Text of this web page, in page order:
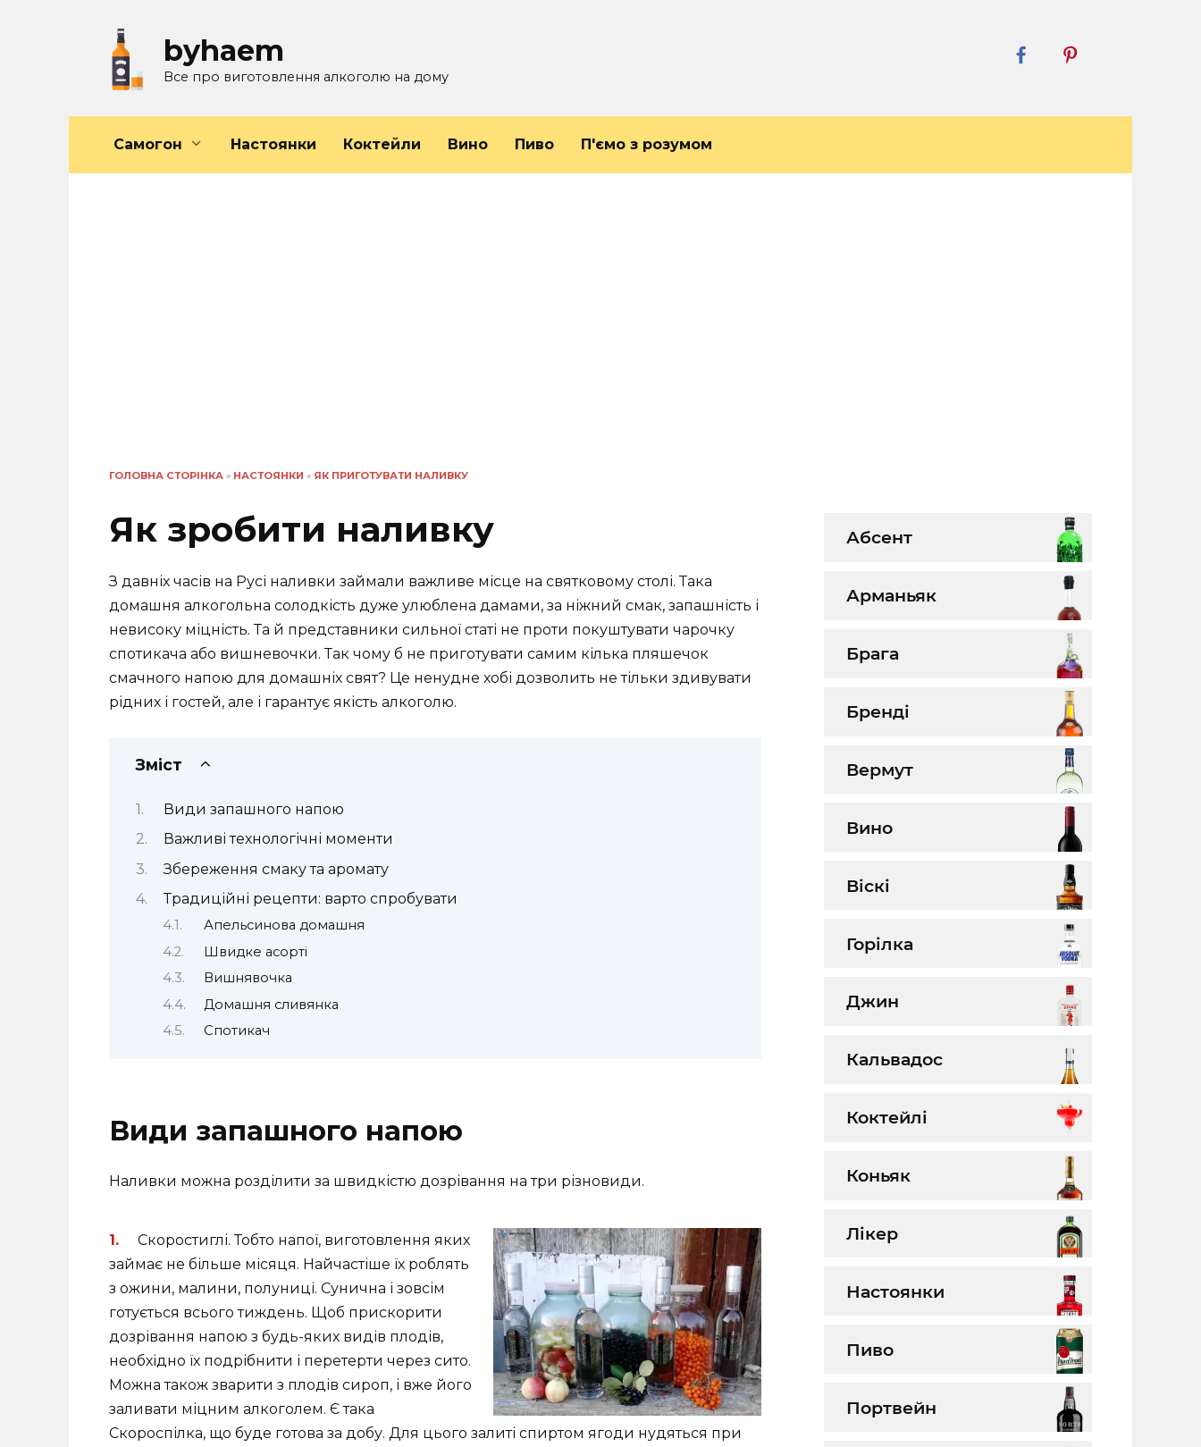
byhaem
Все про виготовлення алкоголю на дому
Самогон Настоянки Коктейли Вино Пиво П'ємо з розумом
ГОЛОВНА СТОРІНКА » НАСТОЯНКИ » ЯК ПРИГОТУВАТИ НАЛИВКУ
Як зробити наливку
З давніх часів на Русі наливки займали важливе місце на святковому столі. Така
домашня алкогольна солодкість дуже улюблена дамами, за ніжний смак, запашність і
невисоку міцність. Та й представники сильної статі не проти покуштувати чарочку
спотикача або вишневочки. Так чому б не приготувати самим кілька пляшечок
смачного напою для домашніх свят? Це ненудне хобі дозволить не тільки здивувати
рідних і гостей, але і гарантує якість алкоголю.
Зміст
Види запашного напою
Важливі технологічні моменти
Збереження смаку та аромату
Традиційні рецепти: варто спробувати
Апельсинова домашня
Швидке асорті
Вишнявочка
Домашня сливянка
Спотикач
Види запашного напою
Наливки можна розділити за швидкістю дозрівання на три різновиди.
Скоростиглі. Тобто напої, виготовлення яких
займає не більше місяця. Найчастіше їх роблять
з ожини, малини, полуниці. Сунична і зовсім
готується всього тиждень. Щоб прискорити
дозрівання напою з будь-яких видів плодів,
необхідно їх подрібнити і перетерти через сито.
Можна також зварити з плодів сироп, і вже його
заливати міцним алкоголем. Є така
Скороспілка, що буде готова за добу. Для цього залиті спиртом ягоди нудяться при
Абсент
Арманьяк
Брага
Бренді
Вермут
Вино
Віскі
Горілка
Джин
Кальвадос
Коктейлі
Коньяк
Лікер
Настоянки
Пиво
Портвейн